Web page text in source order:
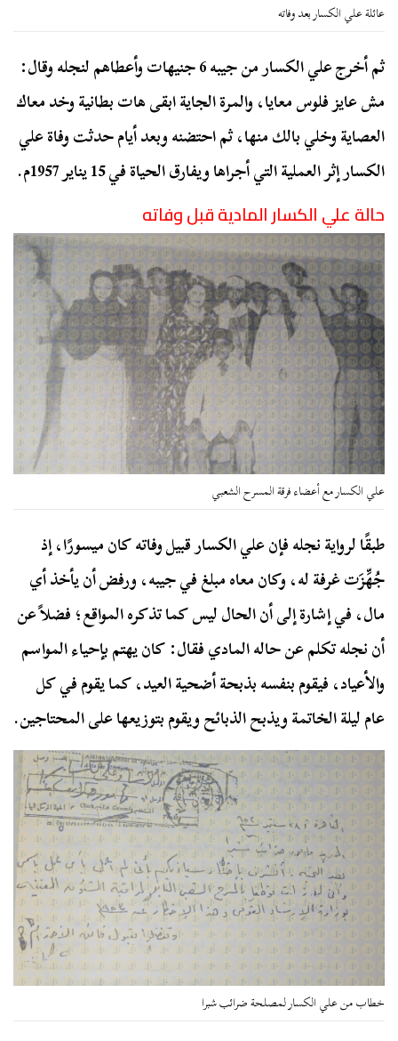
عائلة علي الكسار بعد وفاته
ثم أخرج علي الكسار من جيبه 6 جنيهات وأعطاهم لنجله وقال:
مش عايز فلوس معايا، والمرة الجاية ابقى هات بطانية وخد معاك
العصاية وخلي بالك منها، ثم احتضنه وبعد أيام حدثت وفاة علي
الكسار إثر العملية التي أجراها ويفارق الحياة في 15 يناير 1957م.
حالة علي الكسار المادية قبل وفاته
علي الكسار مع أعضاء فرقة المسرح الشعبي
طبقًا لرواية نجله فإن علي الكسار قبيل وفاته كان ميسورًا، إذ
جُهِّزَت غرفة له، وكان معاه مبلغ في جيبه، ورفض أن يأخذ أي
مال، في إشارة إلى أن الحال ليس كما تذكره المواقع؛ فضلاً عن
أن نجله تكلم عن حاله المادي فقال: كان يهتم بإحياء المواسم
والأعياد، فيقوم بنفسه بذبحة أضحية العيد، كما يقوم في كل
عام ليلة الخاتمة ويذبح الذبائح ويقوم بتوزيعها على المحتاجين.
خطاب من علي الكسار لمصلحة ضرائب شبرا